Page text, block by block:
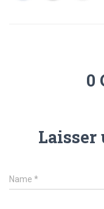
0
Laisser
Name *